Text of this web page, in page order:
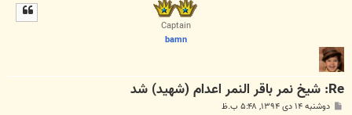
Captain
bamn
Re: شیخ نمر باقر النمر اعدام (شهید) شد
پ دوشنبه ۱۴ دی ۱۳۹۴, ۵:۴۸ ب.ظ